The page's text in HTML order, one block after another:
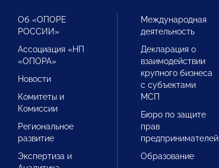
Об «ОПОРЕ
РОССИИ»
Ассоциация «НП
«ОПОРА»
Новости
Комитеты и
Комиссии
Региональное
развитие
Экспертиза и
Международная
деятельность
Декларация о
взаимодействии
крупного бизнеса
с субъектами
МСП
Бюро по защите
прав
предпринимателей
Образование